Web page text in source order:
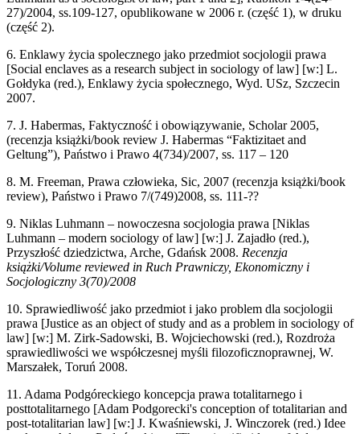
27)/2004, ss.109-127, opublikowane w 2006 r. (część 1), w druku
(część 2).
6. Enklawy życia spolecznego jako przedmiot socjologii prawa
[Social enclaves as a research subject in sociology of law] [w:] L.
Gołdyka (red.), Enklawy życia społecznego, Wyd. USz, Szczecin
2007.
7. J. Habermas, Faktyczność i obowiązywanie, Scholar 2005,
(recenzja książki/book review J. Habermas “Faktizitaet and
Geltung”), Państwo i Prawo 4(734)/2007, ss. 117 – 120
8. M. Freeman, Prawa człowieka, Sic, 2007 (recenzja książki/book
review), Państwo i Prawo 7/(749)2008, ss. 111-??
9. Niklas Luhmann – nowoczesna socjologia prawa [Niklas
Luhmann – modern sociology of law] [w:] J. Zajadło (red.),
Przyszłość dziedzictwa, Arche, Gdańsk 2008. Recenzja
książki/Volume reviewed in Ruch Prawniczy, Ekonomiczny i
Socjologiczny 3(70)/2008
10. Sprawiedliwość jako przedmiot i jako problem dla socjologii
prawa [Justice as an object of study and as a problem in sociology of
law] [w:] M. Zirk-Sadowski, B. Wojciechowski (red.), Rozdroża
sprawiedliwości we współczesnej myśli filozoficznoprawnej, W.
Marszałek, Toruń 2008.
11. Adama Podgóreckiego koncepcja prawa totalitarnego i
posttotalitarnego [Adam Podgorecki's conception of totalitarian and
post-totalitarian law] [w:] J. Kwaśniewski, J. Winczorek (red.) Idee